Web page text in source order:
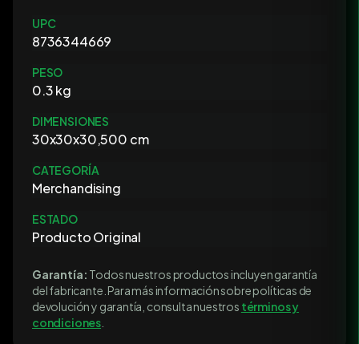
UPC
8736344669
PESO
0.3 kg
DIMENSIONES
30x30x30,500 cm
CATEGORÍA
Merchandising
ESTADO
Producto Original
Garantía: Todos nuestros productos incluyen garantía
del fabricante. Para más información sobre políticas de
devolución y garantía, consulta nuestros términos y
condiciones